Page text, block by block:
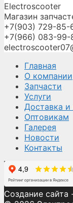
Electroscooter
Магазин
+7(903) 729-85-
+7(966) 083-99-
Главная
О компании
Запчасти
Услуги
Доставка и
Оптовикам
Галерея
Новости
Контакты
Создание сайта